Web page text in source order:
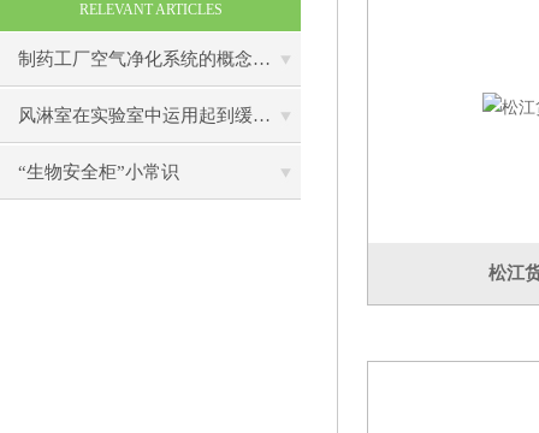
RELEVANT ARTICLES
制药工厂空气净化系统的概念与用途
风淋室在实验室中运用起到缓冲作用
“生物安全柜”小常识
松江